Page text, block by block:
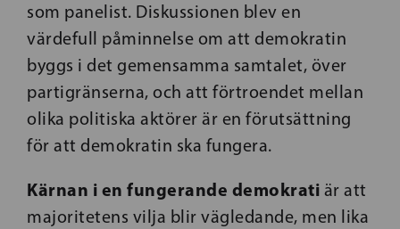
som panelist. Diskussionen blev en
värdefull påminnelse om att demokratin
byggs i det gemensamma samtalet, över
partigränserna, och att förtroendet mellan
olika politiska aktörer är en förutsättning
för att demokratin ska fungera.
Kärnan i en fungerande demokrati är att
majoritetens vilja blir vägledande, men lika